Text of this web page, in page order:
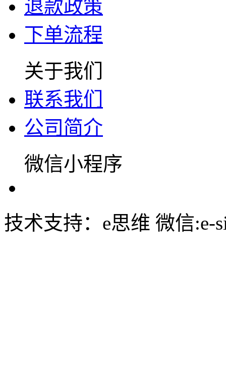
退款政策
下单流程
关于我们
联系我们
公司简介
微信小程序
技术支持：e思维 微信:e-